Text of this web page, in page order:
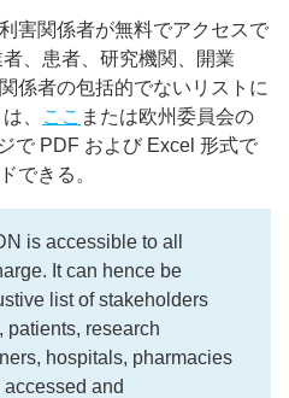
害関係者が無料でアクセスで
、患者、研究機関、開業
係者の包括的でないリストに
、
ここ または欧州委員会の
で PDF および Excel 形式で
できる。
is accessible to all
It can hence be
list of stakeholders
patients, research
hospitals, pharmacies
and